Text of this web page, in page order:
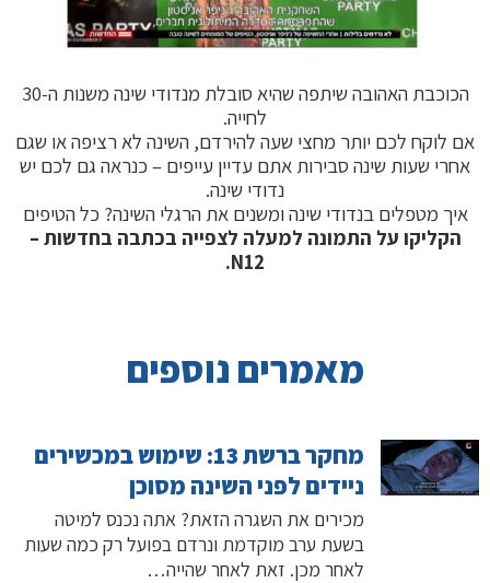
הכוכבת האהובה שיתפה שהיא סובלת מנדודי שינה משנות ה-30
לחייה.
אם לוקח לכם יותר מחצי שעה להירדם, השינה לא רציפה או שגם
אחרי שעות שינה סבירות אתם עדיין עייפים – כנראה גם לכם יש
נדודי שינה.
איך מטפלים בנדודי שינה ומשנים את הרגלי השינה? כל הטיפים
הקליקו על התמונה למעלה לצפייה בכתבה בחדשות –
N12.
מאמרים נוספים
מחקר ברשת 13: שימוש במכשירים
ניידים לפני השינה מסוכן
מכירים את השגרה הזאת? אתה נכנס למיטה
בשעת ערב מוקדמת ונרדם בפועל רק כמה שעות
לאחר מכן. זאת לאחר שהייה…